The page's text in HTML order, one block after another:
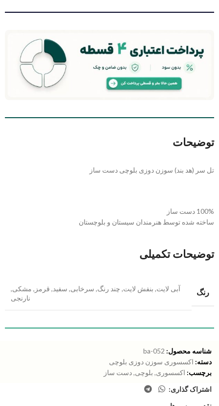
توضیحات
تل سر (هد بند) سوزن دوزی بلوچی دست ساز
100% دست ساز
ساخته شده توسط هنرمندان سیستان و بلوچستان
توضیحات تکمیلی
رنگ آبی لایت, بنفش لایت, چند رنگ, سرخابی, سفید, قرمز , مشکی,
نارنجی
شناسه محصول: ba-052
دسته: اکسسوری سوزن دوزی بلوچی
برچسب: اکسسوری, بلوچی,دست ساز
اشتراک گذاری: